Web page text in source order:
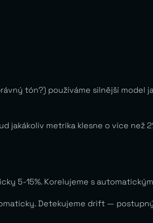
tón?) používáme silnější model
jakákoliv metrika klesne o více než
5-15%. Korelujeme s
Detekujeme drift —